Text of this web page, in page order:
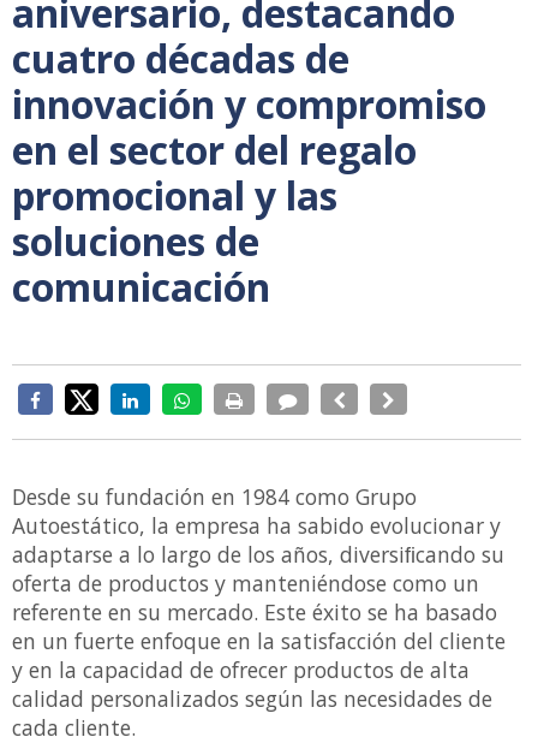
aniversario, destacando
cuatro décadas de
innovación y compromiso
en el sector del regalo
promocional y las
soluciones de
comunicación
Desde su fundación en 1984 como Grupo
Autoestático, la empresa ha sabido evolucionar y
adaptarse a lo largo de los años, diversiﬁcando su
oferta de productos y manteniéndose como un
referente en su mercado. Este éxito se ha basado
en un fuerte enfoque en la satisfacción del cliente
y en la capacidad de ofrecer productos de alta
calidad personalizados según las necesidades de
cada cliente.